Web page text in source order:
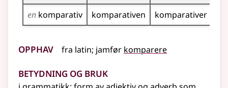
en komparativ komparativen komparativer
Opphav fra latin; jamfør komparere
Betydning og bruk